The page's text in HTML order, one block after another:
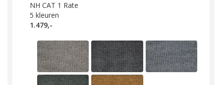
NH CAT 1 Rate
5 kleuren
1.479,-